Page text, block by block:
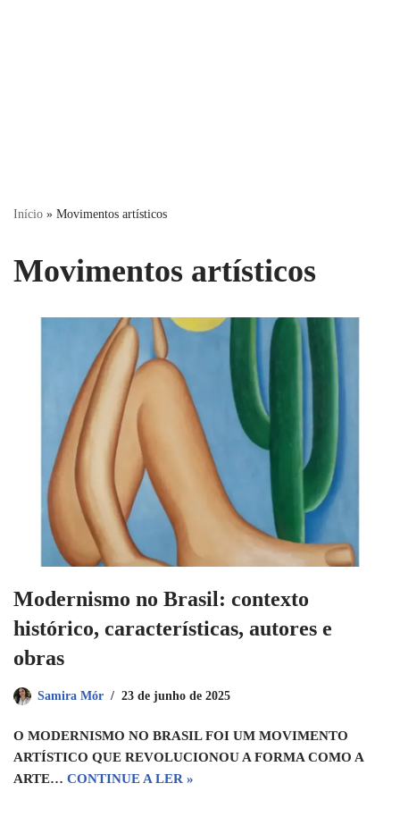
Início » Movimentos artísticos
Movimentos artísticos
Modernismo no Brasil: contexto
histórico, características, autores e
obras
Samira Mór 23 de junho de 2025
O MODERNISMO NO BRASIL FOI UM MOVIMENTO
ARTÍSTICO QUE REVOLUCIONOU A FORMA COMO A
ARTE… CONTINUE A LER »